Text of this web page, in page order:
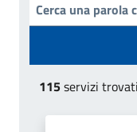
115servizi